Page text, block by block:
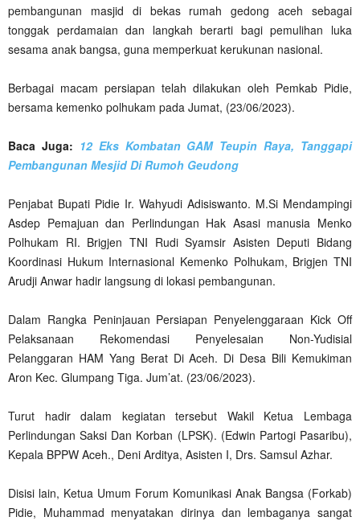
pembangunan masjid di bekas rumah gedong aceh sebagai
tonggak perdamaian dan langkah berarti bagi pemulihan luka
sesama anak bangsa, guna memperkuat kerukunan nasional.
Berbagai macam persiapan telah dilakukan oleh Pemkab Pidie,
bersama kemenko polhukam pada Jumat, (23/06/2023).
Baca Juga: 12 Eks Kombatan GAM Teupin Raya, Tanggapi
Pembangunan Mesjid Di Rumoh Geudong
Penjabat Bupati Pidie Ir. Wahyudi Adisiswanto. M.Si Mendampingi
Asdep Pemajuan dan Perlindungan Hak Asasi manusia Menko
Polhukam RI. Brigjen TNI Rudi Syamsir Asisten Deputi Bidang
Koordinasi Hukum Internasional Kemenko Polhukam, Brigjen TNI
Arudji Anwar hadir langsung di lokasi pembangunan.
Dalam Rangka Peninjauan Persiapan Penyelenggaraan Kick Off
Pelaksanaan Rekomendasi Penyelesaian Non-Yudisial
Pelanggaran HAM Yang Berat Di Aceh. Di Desa Bili Kemukiman
Aron Kec. Glumpang Tiga. Jum’at. (23/06/2023).
Turut hadir dalam kegiatan tersebut Wakil Ketua Lembaga
Perlindungan Saksi Dan Korban (LPSK). (Edwin Partogi Pasaribu),
Kepala BPPW Aceh., Deni Arditya, Asisten I, Drs. Samsul Azhar.
Disisi lain, Ketua Umum Forum Komunikasi Anak Bangsa (Forkab)
Pidie, Muhammad menyatakan dirinya dan lembaganya sangat